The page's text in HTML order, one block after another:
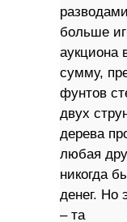
больше
аукциона
сумму,
фунтов
двух
дерева
любая
никогда
денег. Но
– та